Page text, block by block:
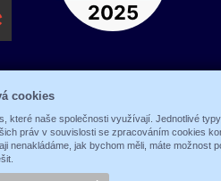
©
cookies
které naše společnosti využívají. Jednotlivé
práv v souvislosti se zpracováním cookies
nenakládáme, jak bychom měli, máte